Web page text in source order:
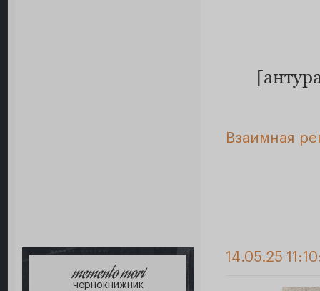
Взаимная
memento mori
чернокнижник
14.05.25